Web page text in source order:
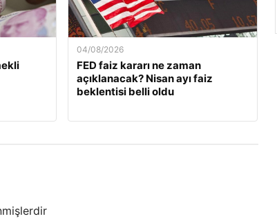
04/08/2026
FED faiz kararı ne zaman
açıklanacak? Nisan ayı faiz
beklentisi belli oldu